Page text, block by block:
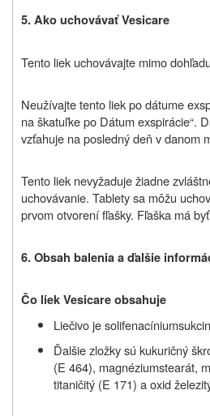
5.Ako uchovávať Vesicare
Tento liek uchovávajte mimo
Neužívajte tento liek po dátume
na škatuľke po Dátum exspirácie“.
vzťahuje na posledný deň v danom
Tento liek nevyžaduje žiadne
uchovávanie. Tablety sa môžu
prvom otvorení fľašky. Fľaška má
6.Obsah balenia a ďalšie
Čo liek Vesicare obsahuje
Liečivo je
Ďalšie zložky sú kukuričný
(E 464), magnéziumstearát,
titaničitý (E 171) a oxid